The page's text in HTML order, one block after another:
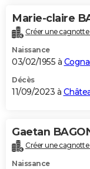
Marie-claire
Créer une cagnotte
Naissance
03/02/1955 à
Décès
11/09/2023 à
Gaetan
Créer une cagnotte
Naissance